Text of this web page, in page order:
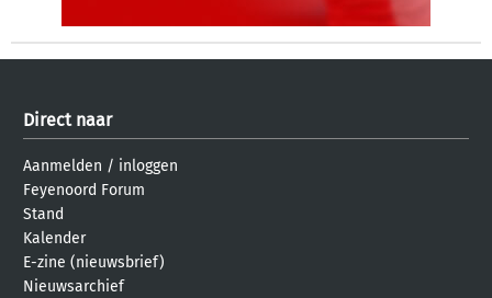
Direct naar
Aanmelden / inloggen
Feyenoord Forum
Stand
Kalender
E-zine (nieuwsbrief)
Nieuwsarchief